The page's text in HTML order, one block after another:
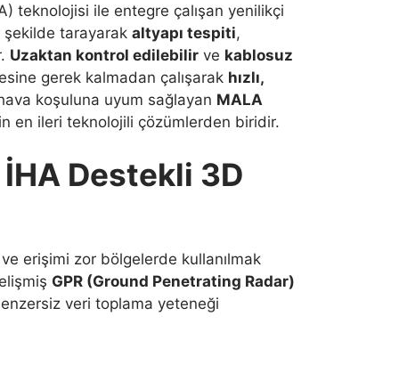
teknolojisi ile entegre çalışan yenilikçi
şekilde tarayarak altyapı tespiti,
Uzaktan kontrol edilebilir ve kablosuz
gerek kalmadan çalışarak hızlı,
koşuluna uyum sağlayan MALA
en ileri teknolojili çözümlerden biridir.
Destekli 3D
erişimi zor bölgelerde kullanılmak
GPR (Ground Penetrating Radar)
veri toplama yeteneği